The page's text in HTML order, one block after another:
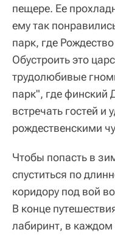
пещере. Ее
ему так
парк, где
Обустроить это
трудолюбивые
парк", где финский
встречать гостей и
рождественскими
Чтобы попасть в
спуститься по
коридору под вой
В конце
лабиринт, в каждом